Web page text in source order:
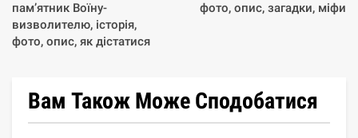
пам’ятник Воїну-
визволителю, історія,
фото, опис, як дістатися
фото, опис, загадки, міфи
Вам Також Може Сподобатися